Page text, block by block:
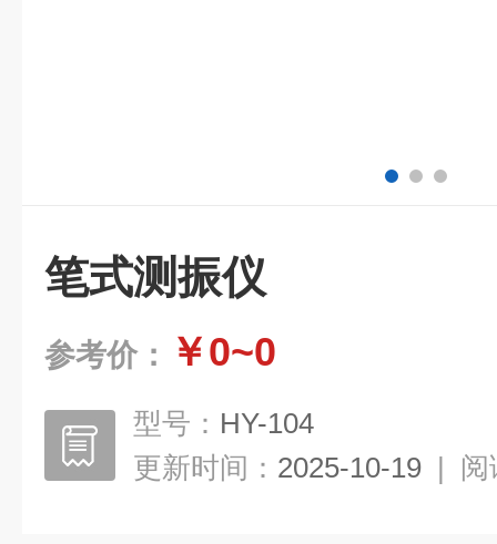
笔式测振仪
参考价： ￥0~0
型号： HY-104
更新时间： 2025-10-19 | 阅